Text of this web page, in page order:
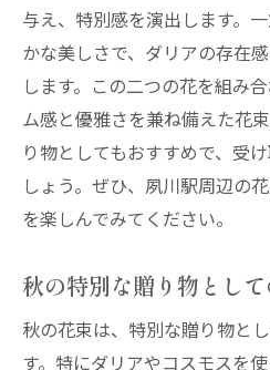
与え、特別感を演出します。
かな美しさで、ダリアの存在
します。この二つの花を組み
ム感と優雅さを兼ね備えた花
り物としてもおすすめで、受
しょう。ぜひ、夙川駅周辺の
を楽しんでみてください。
秋の特別な贈り物とし
秋の花束は、特別な贈り物と
す。特にダリアやコスモスを